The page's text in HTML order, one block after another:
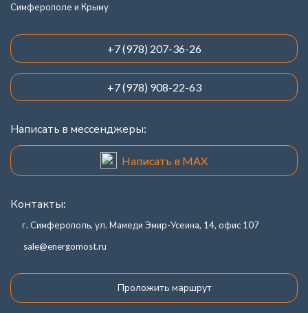
Симферополе и Крыму
+7 (978) 207-36-26
+7 (978) 908-22-63
Написать в мессенджеры:
Написать в MAX
Контакты:
г. Симферополь, ул. Мамеди Эмир-Усеина, 14, офис 107
sale@energomost.ru
Проложить маршрут